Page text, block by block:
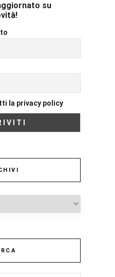
su
la privacy policy